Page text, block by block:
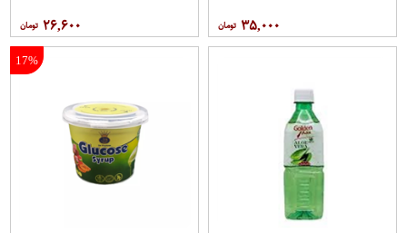
۳۵,۰۰۰ ۲۶,۶۰۰
17%